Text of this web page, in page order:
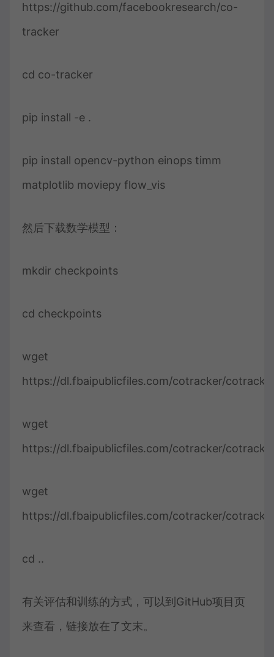
https://github.com/facebookresearch/co-
tracker
cd co-tracker
pip install -e .
pip install opencv-python einops timm
matplotlib moviepy flow_vis
然后下载数学模型：
mkdir checkpoints
cd checkpoints
wget
https://dl.fbaipublicfiles.com/cotracker/
wget
https://dl.fbaipublicfiles.com/cotracker/
wget
https://dl.fbaipublicfiles.com/cotracker/
cd ..
有关评估和训练的方式，可以到GitHub项目页
来查看，链接放在了文末。